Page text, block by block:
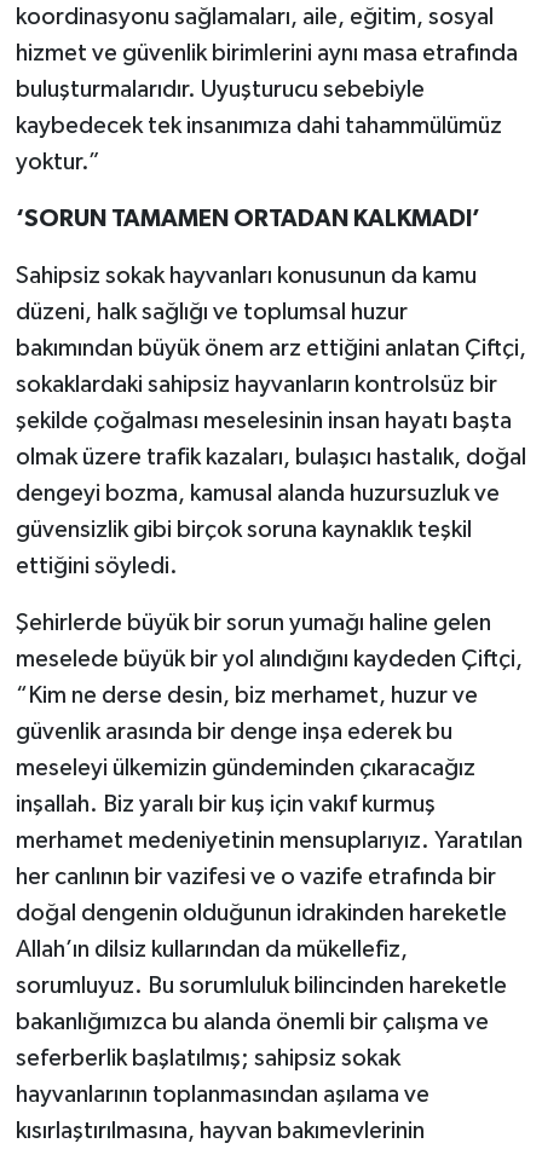
koordinasyonu sağlamaları, aile, eğitim, sosyal
hizmet ve güvenlik birimlerini aynı masa etrafında
buluşturmalarıdır. Uyuşturucu sebebiyle
kaybedecek tek insanımıza dahi tahammülümüz
yoktur.”
‘SORUN TAMAMEN ORTADAN KALKMADI’
Sahipsiz sokak hayvanları konusunun da kamu
düzeni, halk sağlığı ve toplumsal huzur
bakımından büyük önem arz ettiğini anlatan Çiftçi,
sokaklardaki sahipsiz hayvanların kontrolsüz bir
şekilde çoğalması meselesinin insan hayatı başta
olmak üzere trafik kazaları, bulaşıcı hastalık, doğal
dengeyi bozma, kamusal alanda huzursuzluk ve
güvensizlik gibi birçok soruna kaynaklık teşkil
ettiğini söyledi.
Şehirlerde büyük bir sorun yumağı haline gelen
meselede büyük bir yol alındığını kaydeden Çiftçi,
“Kim ne derse desin, biz merhamet, huzur ve
güvenlik arasında bir denge inşa ederek bu
meseleyi ülkemizin gündeminden çıkaracağız
inşallah. Biz yaralı bir kuş için vakıf kurmuş
merhamet medeniyetinin mensuplarıyız. Yaratılan
her canlının bir vazifesi ve o vazife etrafında bir
doğal dengenin olduğunun idrakinden hareketle
Allah’ın dilsiz kullarından da mükellefiz,
sorumluyuz. Bu sorumluluk bilincinden hareketle
bakanlığımızca bu alanda önemli bir çalışma ve
seferberlik başlatılmış; sahipsiz sokak
hayvanlarının toplanmasından aşılama ve
kısırlaştırılmasına, hayvan bakımevlerinin